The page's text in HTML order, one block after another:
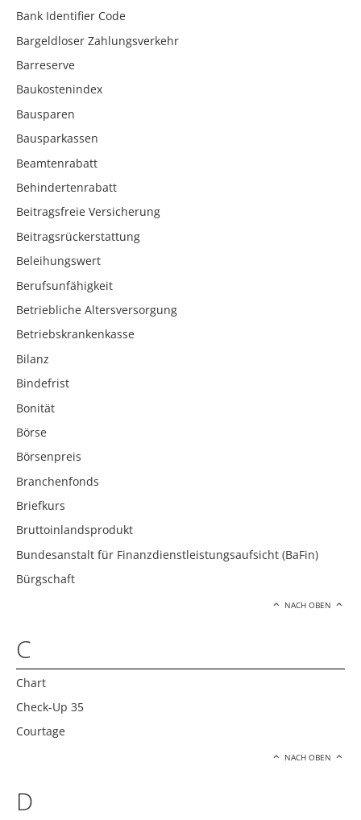
Bank Identifier Code
Bargeldloser Zahlungsverkehr
Barreserve
Baukostenindex
Bausparen
Bausparkassen
Beamtenrabatt
Behindertenrabatt
Beitragsfreie Versicherung
Beitragsrückerstattung
Beleihungswert
Berufsunfähigkeit
Betriebliche Altersversorgung
Betriebskrankenkasse
Bilanz
Bindefrist
Bonität
Börse
Börsenpreis
Branchenfonds
Briefkurs
Bruttoinlandsprodukt
Bundesanstalt für Finanzdienstleistungsaufsicht (BaFin)
Bürgschaft
NACH OBEN
C
Chart
Check-Up 35
Courtage
NACH OBEN
D